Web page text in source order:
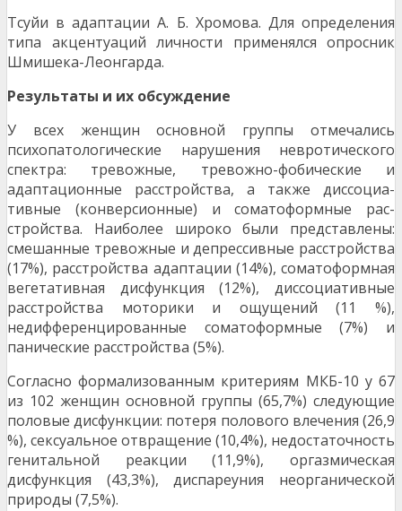
Тсуйи в адаптации А. Б. Хромова. Для опре­деления
типа акцентуаций личности применялся опросник
Шмишека-Леонгарда.
Результаты и их обсуждение
У всех женщин основной группы отмеча­лись
психопатологические нарушения невротиче­ского
спектра: тревожные, тревожно-фобические и
адаптационные расстройства, а также диссоциа­
тивные (конверсионные) и соматоформные рас­
стройства. Наиболее широко были представлены:
смешанные тревожные и депрессивные расстрой­ства
(17%), расстройства адаптации (14%), соматоформная
вегетативная дисфункция (12%), диссо­циативные
расстройства моторики и ощущений (11 %),
недифференцированные соматоформные (7%) и
панические расстройства (5%).
Согласно формализованным критериям МКБ-10 у 67
из 102 женщин основной группы (65,7%) следующие
половые дисфункции: потеря полового влечения (26,9
%), сексуальное отвра­щение (10,4%), недостаточность
генитальной реакции (11,9%), оргазмическая
дисфункция (43,3%), диспареуния неорганической
природы (7,5%).